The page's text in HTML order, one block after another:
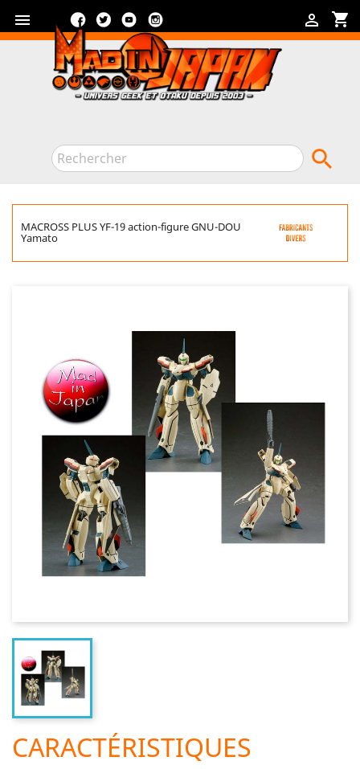
 shopping_cart

FacebookTwitterYouTube

MACROSS PLUS YF-19 action-figure GNU-DOU
Yamato
CARACTÉRISTIQUES